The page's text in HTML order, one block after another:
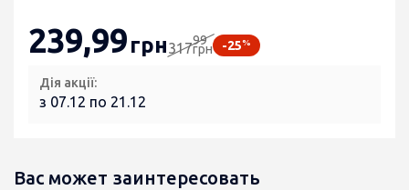
239,99грн31799
грн -25%
Дія акції:
з 07.12 по 21.12
Вас может заинтересовать